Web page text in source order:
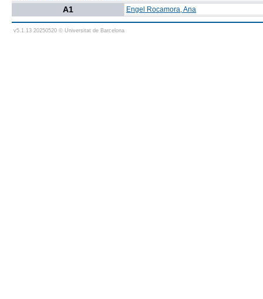
A1 Engel Rocamora, Ana
v5.1.13 20250520 © Universitat de Barcelona